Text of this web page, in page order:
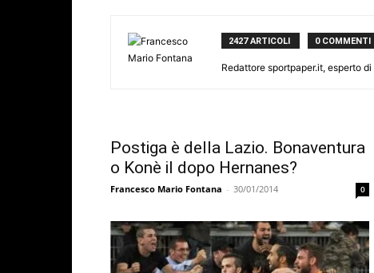
2427 ARTICOLI 0 COMMENTI
Redattore sportpaper.it, esperto
Postiga è della Lazio. Bonaventura
o Konè il dopo Hernanes?
Francesco Mario Fontana - 30/01/2014 0